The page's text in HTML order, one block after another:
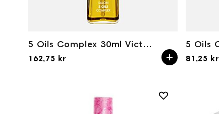
5 Oils Complex 30ml Victoria Vynn
162,75 kr 81,25 kr